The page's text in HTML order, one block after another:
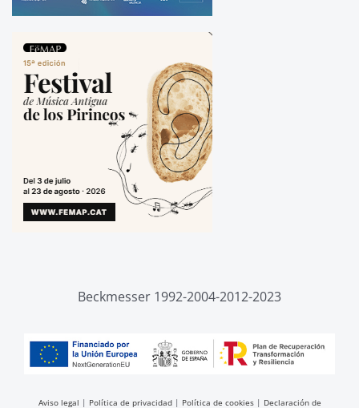
Beckmesser 1992-2004-2012-2023
Aviso legal | Política de privacidad| Política de cookies| Declaración de